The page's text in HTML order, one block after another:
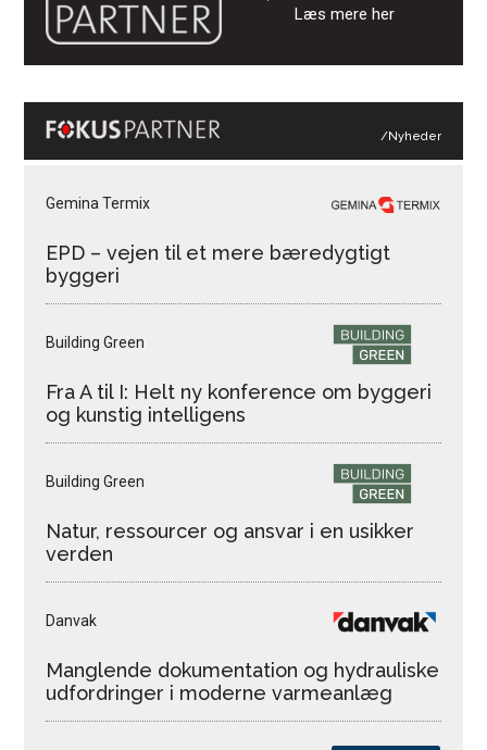
Læs mere her
/Nyheder
Gemina Termix
EPD – vejen til et mere bæredygtigt
byggeri
Building Green
Fra A til I: Helt ny konference om byggeri
og kunstig intelligens
Building Green
Natur, ressourcer og ansvar i en usikker
verden
Danvak
Manglende dokumentation og hydrauliske
udfordringer i moderne varmeanlæg